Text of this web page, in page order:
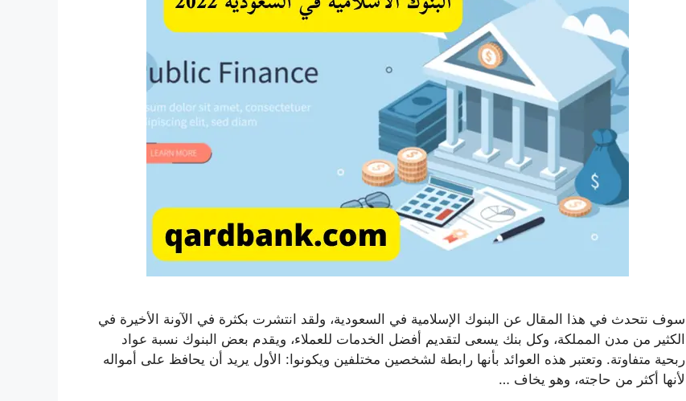
سوف نتحدث في هذا المقال عن البنوك الإسلامية في السعودية، ولقد انتشرت بكثرة في الآونة الأخيرة في
الكثير من مدن المملكة، وكل بنك يسعى لتقديم أفضل الخدمات للعملاء، ويقدم بعض البنوك نسبة عواد
ربحية متفاوتة. وتعتبر هذه العوائد بأنها رابطة لشخصين مختلفين ويكونوا: الأول يريد أن يحافظ على أمواله
لأنها أكثر من حاجته، وهو يخاف …